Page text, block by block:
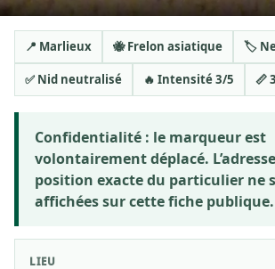
📍 Marlieux 🐝 Frelon asiatique 🏷️
✅ Nid neutralisé 🔥 Intensité 3/5 📏
Confidentialité : le marqueur est
volontairement déplacé.
position exacte du particulier ne
affichées sur cette fiche publique.
LIEU